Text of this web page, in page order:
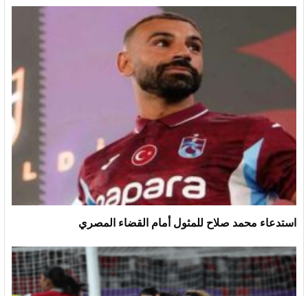
استدعاء محمد صلاح للمثول أمام القضاء المصري